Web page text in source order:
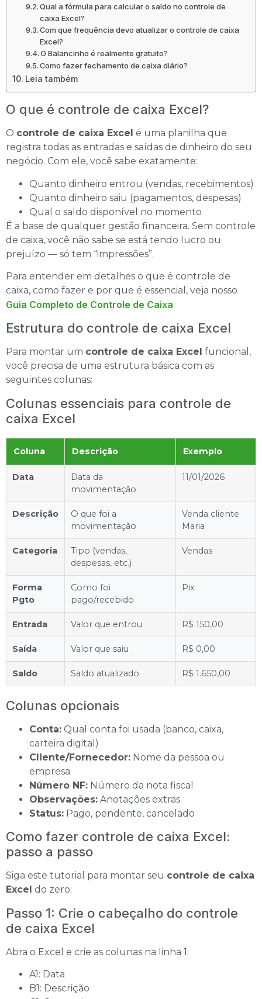
Qual a fórmula para calcular o saldo no controle de
caixa Excel?
Com que frequência devo atualizar o controle de caixa
Excel?
O Balancinho é realmente gratuito?
Como fazer fechamento de caixa diário?
Leia também
O que é controle de caixa Excel?
O controle de caixa Excel é uma planilha que
registra todas as entradas e saídas de dinheiro do seu
negócio. Com ele, você sabe exatamente:
Quanto dinheiro entrou (vendas, recebimentos)
Quanto dinheiro saiu (pagamentos, despesas)
Qual o saldo disponível no momento
É a base de qualquer gestão financeira. Sem controle
de caixa, você não sabe se está tendo lucro ou
prejuízo — só tem “impressões”.
Para entender em detalhes o que é controle de
caixa, como fazer e por que é essencial, veja nosso
Guia Completo de Controle de Caixa.
Estrutura do controle de caixa Excel
Para montar um controle de caixa Excel funcional,
você precisa de uma estrutura básica com as
seguintes colunas:
Colunas essenciais para controle de
caixa Excel
Coluna Descrição Exemplo
Data
Data da
movimentação
11/01/2026
Descrição
O que foi a
movimentação
Venda cliente
Maria
Categoria
Tipo (vendas,
despesas, etc.)
Vendas
Forma
Pgto
Como foi
pago/recebido
Pix
Entrada Valor que entrou R$ 150,00
Saída Valor que saiu R$ 0,00
Saldo Saldo atualizado R$ 1.650,00
Colunas opcionais
Conta: Qual conta foi usada (banco, caixa,
carteira digital)
Cliente/Fornecedor: Nome da pessoa ou
empresa
Número NF: Número da nota fiscal
Observações: Anotações extras
Status: Pago, pendente, cancelado
Como fazer controle de caixa Excel:
passo a passo
Siga este tutorial para montar seu controle de caixa
Excel do zero:
Passo 1: Crie o cabeçalho do controle
de caixa Excel
Abra o Excel e crie as colunas na linha 1:
A1: Data
B1: Descrição